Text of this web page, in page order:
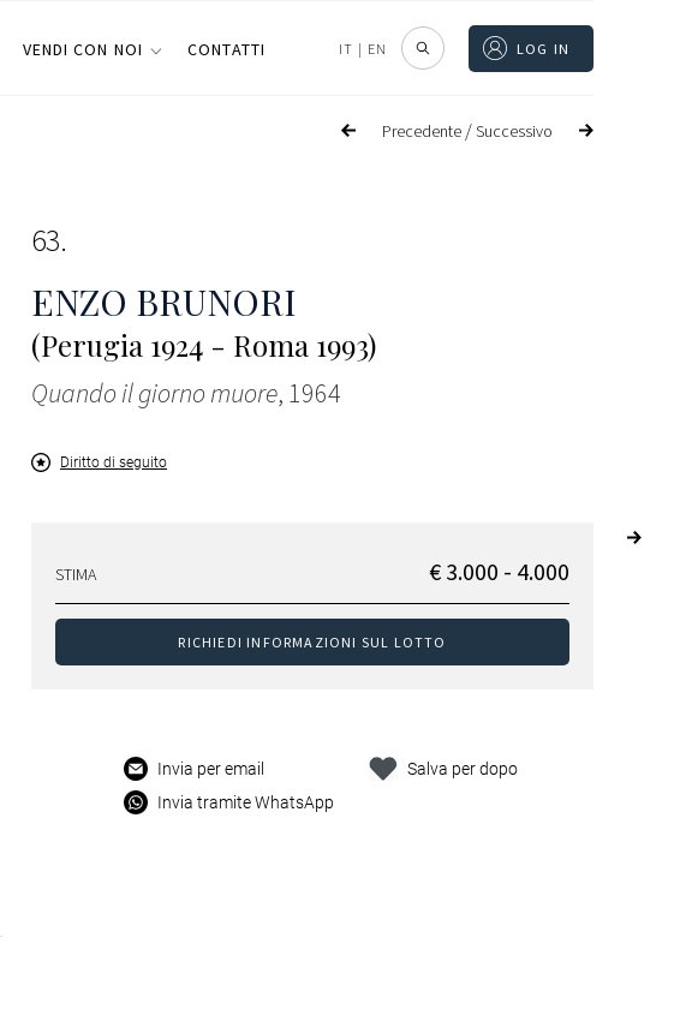
VENDI CON NOI CONTATTI IT | EN LOG IN
Precedente /Successivo
63
ENZO BRUNORI
(Perugia 1924 - Roma 1993)
Quando il giorno muore, 1964
Diritto di seguito
STIMA € 3.000 - 4.000
RICHIEDI INFORMAZIONI SUL LOTTO
Invia per email
Invia tramite WhatsApp
Salva per dopo